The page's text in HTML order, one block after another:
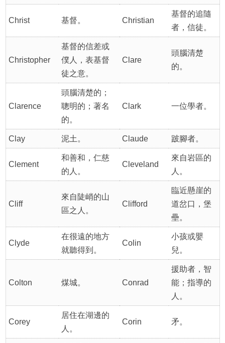
Christ 基督。 Christian
基督的追隨
者，信徒。
Christopher
基督的信差或
僕人，表基督
徒之意。
Clare
頭腦清楚
的。
Clarence
頭腦清楚的；
聰明的；著名
的。
Clark 一位學者。
Clay 泥土。 Claude 跛腳者。
Clement
和善和，仁慈
的人。
Cleveland
來自岩區的
人。
Cliff
來自陡峭的山
區之人。
Clifford
臨近懸崖的
道岔口，堡
壘。
Clyde
在很遠的地方
就聽得到。
Colin
小孩或嬰
兒。
Colton 煤城。 Conrad
援助者，智
能；指導的
人。
Corey
居住在湖邊的
人。
Corin 矛。